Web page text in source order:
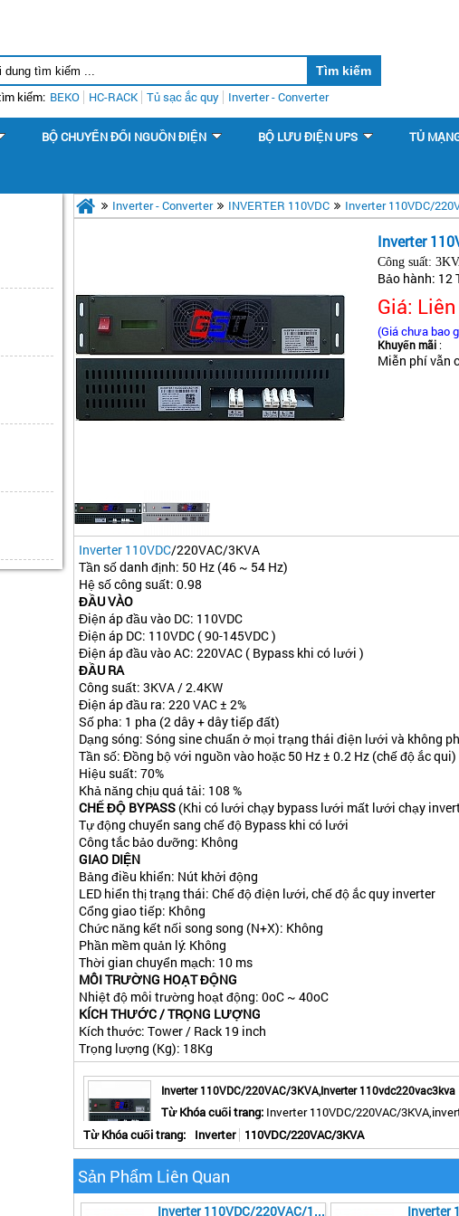
kiếm: BEKO HC-RACK Tủ sạc ắc quy Inverter - Converter
BỘ CHUYỂN ĐỔI NGUỒN ĐIỆN BỘ LƯU ĐIỆN UPS TỦ
Inverter - Converter INVERTER 110VDC Inverter 110VDC/
Inverter
Công suất:
Bảo hành: 12
Giá:
(Giá chưa bao
Khuyến mãi :
Miễn phí vẫn
Inverter 110VDC/220VAC/3KVA
Tần số danh định: 50 Hz (46 ~ 54 Hz)
Hệ số công suất: 0.98
ĐẦU VÀO
Điện áp đầu vào DC: 110VDC
Điện áp DC: 110VDC ( 90-145VDC )
Điện áp đầu vào AC: 220VAC ( Bypass khi có lưới )
ĐẦU RA
Công suất: 3KVA / 2.4KW
Điện áp đầu ra: 220 VAC ± 2%
Số pha: 1 pha (2 dây + dây tiếp đất)
Dạng sóng: Sóng sine chuẩn ở mọi trạng thái điện lưới và không
Tần số: Đồng bộ với nguồn vào hoặc 50 Hz ± 0.2 Hz (chế độ ắc qui)
Hiệu suất: 70%
Khả năng chịu quá tải: 108 %
CHẾ ĐỘ BYPASS (Khi có lưới chạy bypass lưới mất lưới chạy
Tự động chuyển sang chế độ Bypass khi có lưới
Công tắc bảo dưỡng: Không
GIAO DIỆN
Bảng điều khiển: Nút khởi động
LED hiển thị trạng thái: Chế độ điện lưới, chế độ ắc quy inverter
Cổng giao tiếp: Không
Chức năng kết nối song song (N+X): Không
Phần mềm quản lý: Không
Thời gian chuyển mạch: 10 ms
MÔI TRƯỜNG HOẠT ĐỘNG
Nhiệt độ môi trường hoạt động: 0oC ~ 40oC
KÍCH THƯỚC / TRỌNG LƯỢNG
Kích thước: Tower / Rack 19 inch
Trọng lượng (Kg): 18Kg
Inverter 110VDC/220VAC/3KVA,inverter 110vdc220vac3kva
Từ Khóa cuối trang: Inverter 110VDC/220VAC/
1 0
Từ Khóa cuối trang: Inverter 110VDC/220VAC/3KVA
Sản Phẩm Liên Quan
Inverter 110VDC/220VAC/1KVA